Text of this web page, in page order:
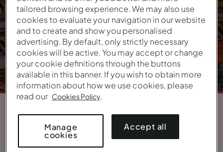
ÜBERBLICK
tailored browsing experience. We may also use
cookies to evaluate your navigation in our website
and to create and show you personalised
advertising. By default, only strictly necessary
cookies will be active. You may accept or change
your cookie definitions through the buttons
available in this banner. If you wish to obtain more
information about how we use cookies, please
read our Cookies Policy.
Accept all
Manage
cookies